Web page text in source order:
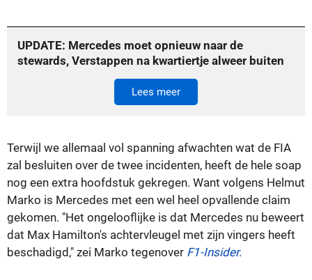
UPDATE: Mercedes moet opnieuw naar de
stewards, Verstappen na kwartiertje alweer buiten
Lees meer
Terwijl we allemaal vol spanning afwachten wat de FIA
zal besluiten over de twee incidenten, heeft de hele soap
nog een extra hoofdstuk gekregen. Want volgens Helmut
Marko is Mercedes met een wel heel opvallende claim
gekomen. "Het ongelooflijke is dat Mercedes nu beweert
dat Max Hamilton's achtervleugel met zijn vingers heeft
beschadigd," zei Marko tegenover F1-Insider.